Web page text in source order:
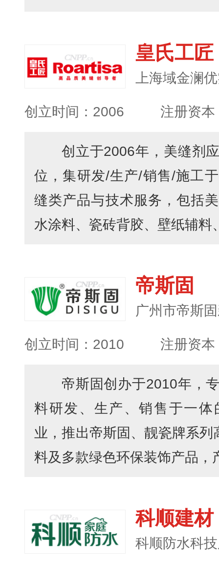
皇氏工匠
上海域金澜
创立时间：2006 注册资
创立于2006年，美缝剂
位，集研发/生产/销售/施工
缝类产品与技术服务，包括
水涂料、瓷砖背胶、壁纸辅料
帝斯固
广州市帝斯
创立时间：2010 注册资
帝斯固创办于2010年，
料研发、生产、销售于一体
业，推出帝斯固、靓瓷牌系列
料及多款绿色环保装饰产品，
科顺建材
科顺防水科